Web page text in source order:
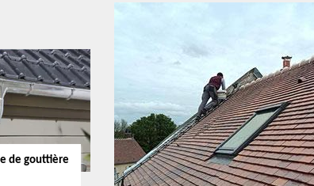
de gouttière